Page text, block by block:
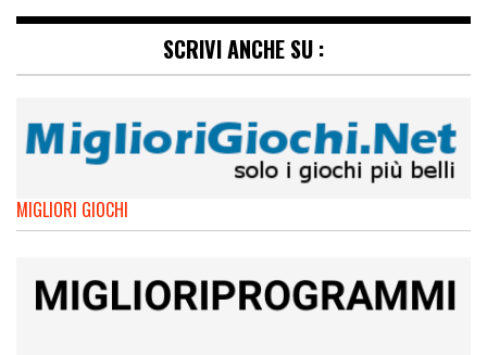
SCRIVI ANCHE SU :
MIGLIORI GIOCHI